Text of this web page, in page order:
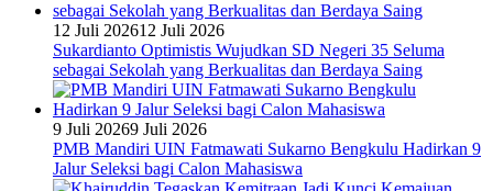
12 Juli 202612 Juli 2026
Sukardianto Optimistis Wujudkan SD Negeri 35 Seluma
sebagai Sekolah yang Berkualitas dan Berdaya Saing
9 Juli 20269 Juli 2026
PMB Mandiri UIN Fatmawati Sukarno Bengkulu Hadirkan 9
Jalur Seleksi bagi Calon Mahasiswa